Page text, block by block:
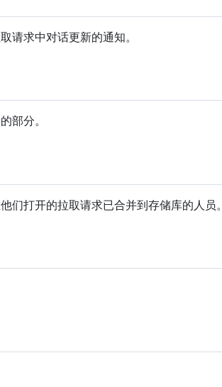
请求中对话更新的通知。
部分。
们打开的拉取请求已合并到存储库的人员。